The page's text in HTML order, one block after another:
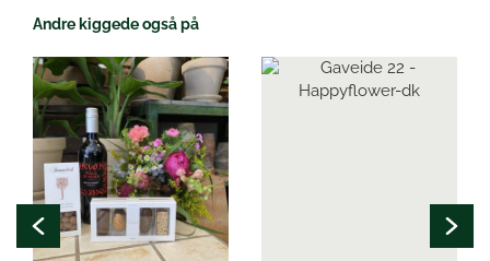
Andre kiggede også på
Dette
vare
har
flere
varianter.
Mulighederne
kan
vælges
på